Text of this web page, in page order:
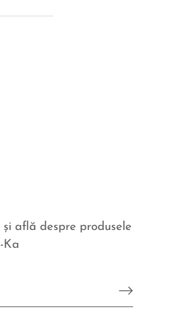
de noi
află despre produsele
Ka